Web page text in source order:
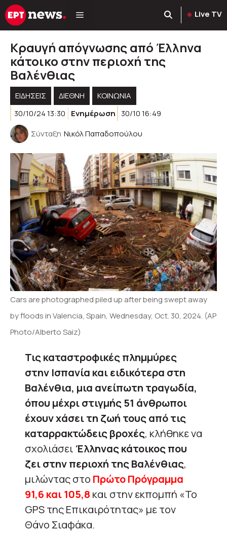
Μετάβαση
σε
Live TV
Κραυγή απόγνωσης από Έλληνα
κάτοικο στην περιοχή της
Βαλένθιας
ΕΙΔΗΣΕΙΣ ΔΙΕΘΝΗ
ΚΟΙΝΩΝΊΑ
30/10/24 13:30
Ενημέρωση
30/10 16:49
Σύνταξη Νικόλ Παπαδοπούλου
Cars are photographed piled up after being swept away
by floods in Valencia, Spain, Wednesday, Oct. 30, 2024. (AP
Photo/Alberto Saiz)
Τις καταστροφικές πλημμύρες
στην Ισπανία και ειδικότερα στη
Βαλένθια, μια ανείπωτη τραγωδία,
όπου μέχρι στιγμής 51 άνθρωποι
έχουν χάσει τη ζωή τους από τις
καταρρακτώδεις βροχές, κλήθηκε να
σχολιάσειΈλληνας κάτοικος που
ζει στην περιοχή της Βαλένθιας,
μιλώντας στο Πρώτο Πρόγραμμα
91,6 και 105,8 και στην εκπομπή «Το
GPS της Επικαιρότητας» με τον
Θάνο Σιαφάκα.